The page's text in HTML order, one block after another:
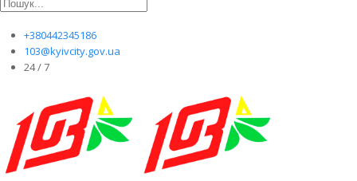
+380442345186
103@kyivcity.gov.ua
24 / 7